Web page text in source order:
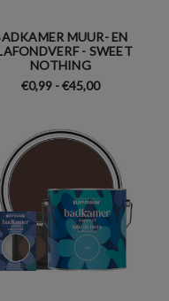
MUUR- EN
- SWEET
NOTHING
€0,99 - €45,00